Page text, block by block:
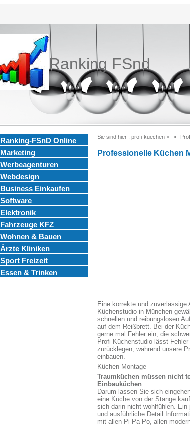
Ranking FSnd
Ranking-FSnD Online
Marketing
Werbeagenturen
Webdesign
Business Einkaufen
Software
Elektronik
Fahrzeuge KFZ
Wohnen & Bauen
Ärzte Kliniken
Sport Freizeit
Essen & Trinken
Sie sind hier : profi-kuechen >
Professionelle Küchen
Eine korrekte und zuverlässige
Küchenstudio in München
schnellen und reibungslosen
auf dem Reißbrett. Bei der
gerne mal Fehler ein, die
Profi Küchenstudio lässt
zurücklegen, während unsere
einbauen.
Küchen Montage
Traumküchen müssen nicht
Einbauküchen
Darum lassen Sie sich
eine Küche von der Stange
sich darin nicht wohlfühlen. Ein
und ausführliche Detail
mit allen Pi Pa Po, allen